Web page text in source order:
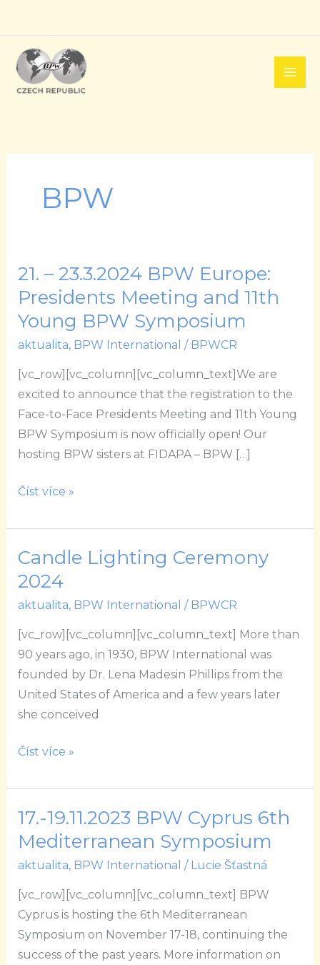
obsah
BPW
21. – 23.3.2024 BPW Europe:
Presidents Meeting and 11th
Young BPW Symposium
aktualita, BPW International / BPWCR
[vc_row][vc_column][vc_column_text]We are
excited to announce that the registration to the
Face-to-Face Presidents Meeting and 11th Young
BPW Symposium is now officially open! Our
hosting BPW sisters at FIDAPA – BPW […]
21.
–
23.3.2024
BPW
Europe:
Presidents
Meeting
and
11th
Young
Symposium
Číst více »
Candle Lighting Ceremony
2024
aktualita, BPW International / BPWCR
[vc_row][vc_column][vc_column_text] More than
90 years ago, in 1930, BPW International was
founded by Dr. Lena Madesin Phillips from the
United States of America and a few years later
she conceived
Candle
Lighting
Číst více »
17.-19.11.2023 BPW Cyprus 6th
Mediterranean Symposium
aktualita, BPW International / Lucie Šťastná
[vc_row][vc_column][vc_column_text] BPW
Cyprus is hosting the 6th Mediterranean
Symposium on November 17-18, continuing the
success of the past years. More information on
17.-19.11.2023
BPW
Mediterranean
Symposium